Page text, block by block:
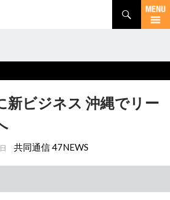
新ビジネス 沖縄でリー
共同通信 47NEWS